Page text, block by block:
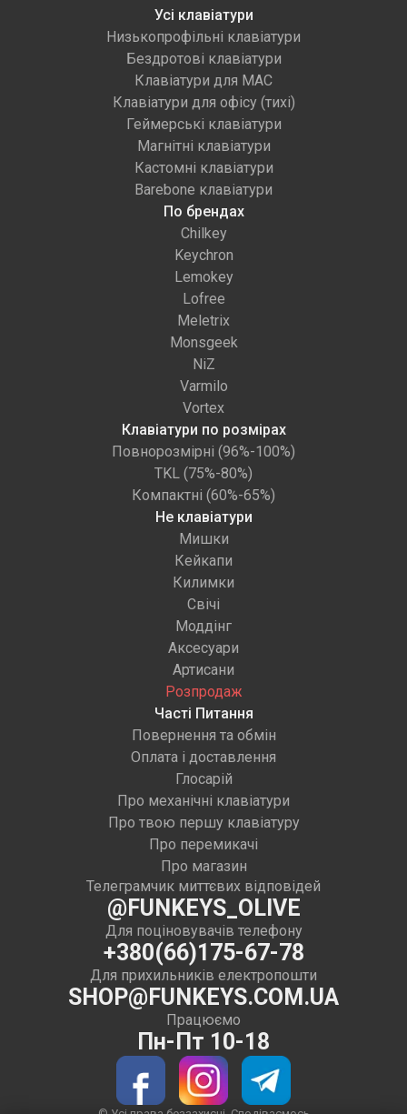
Усі клавіатури
Низькопрофільні клавіатури
Бездротові клавіатури
Клавіатури для MAC
Клавіатури для офісу (тихі)
Геймерські клавіатури
Магнітні клавіатури
Кастомні клавіатури
Barebone клавіатури
По брендах
Chilkey
Keychron
Lemokey
Lofree
Meletrix
Monsgeek
NiZ
Varmilo
Vortex
Клавіатури по розмірах
Повнорозмірні (96%-100%)
TKL (75%-80%)
Компактні (60%-65%)
Не клавіатури
Мишки
Кейкапи
Килимки
Свічі
Моддінг
Аксесуари
Артисани
Розпродаж
Часті Питання
Повернення та обмін
Оплата і доставлення
Глосарій
Про механічні клавіатури
Про твою першу клавіатуру
Про перемикачі
Про магазин
Телеграмчик миттєвих відповідей
@FUNKEYS_OLIVE
Для поціновувачів телефону
+380(66)175-67-78
Для прихильників електропошти
SHOP@FUNKEYS.COM.UA
Працюємо
Пн-Пт 10-18